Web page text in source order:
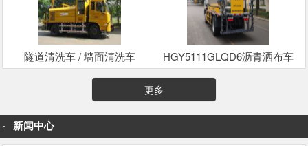
隧道清洗车 / 墙面清洗车 HGY5111GLQD6沥青洒布车
更多
新闻中心